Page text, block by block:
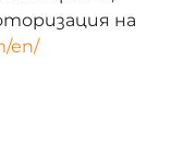
на
en/